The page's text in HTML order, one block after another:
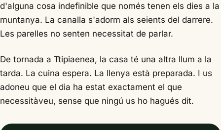
d'alguna cosa indefinible que només tenen els dies a la
muntanya. La canalla s'adorm als seients del darrere.
Les parelles no senten necessitat de parlar.
De tornada a Ttipiaenea, la casa té una altra llum a la
tarda. La cuina espera. La llenya està preparada. I us
adoneu que el dia ha estat exactament el que
necessitàveu, sense que ningú us ho hagués dit.